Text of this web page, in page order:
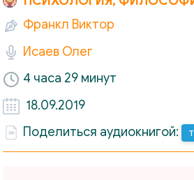
Франкл Виктор
Исаев Олег
4 часа 29 минут
18.09.2019
Поделиться аудиокнигой: